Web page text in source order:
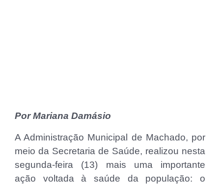
Por Mariana Damásio
A Administração Municipal de Machado, por
meio da Secretaria de Saúde, realizou nesta
segunda-feira (13) mais uma importante
ação voltada à saúde da população: o